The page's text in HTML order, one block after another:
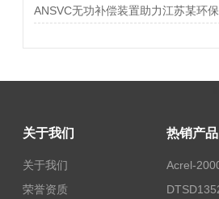
关于我们
关于我们
荣誉资质
热销产品